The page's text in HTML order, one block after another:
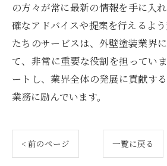
の方々が常に最新の情報を手に入
確なアドバイスや提案を行えるよ
たちのサービスは、外壁塗装業界
て、非常に重要な役割を担ってい
ートし、業界全体の発展に貢献す
業務に励んでいます。
< 前のページ 一覧に戻る